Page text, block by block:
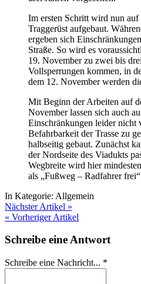
Im ersten Schritt wird nun auf
Traggerüst aufgebaut.
ergeben sich
Straße. So wird es
19. November zu zwei bis
Vollsperrungen kommen, in
dem 12. November werden
Mit Beginn der Arbeiten auf
November lassen sich auch
Einschränkungen leider nicht
Befahrbarkeit der Trasse zu
halbseitig gebaut. Zunächst
der Nordseite des Viadukts
Wegbreite wird hier
als „Fußweg – Radfahrer
In Kategorie: Allgemein
Nächster Artikel »
« Vorheriger Artikel
Schreibe eine Antwort
Schreibe eine Nachricht... *